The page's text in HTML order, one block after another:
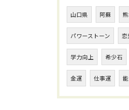
山口県 阿蘇
パワーストーン 恋
学力向上 希少石
金運 仕事運